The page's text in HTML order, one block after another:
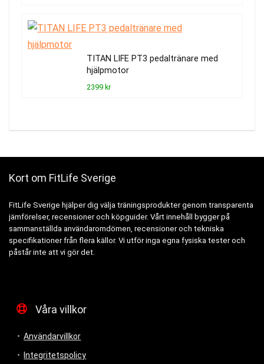
TITAN LIFE PT3 pedaltränare med
hjälpmotor
2399 kr
Kort om FitLife Sverige
FitLife Sverige hjälper dig välja träningsprodukter genom transparenta
jämförelser, recensioner och köpguider. Vårt innehåll bygger på
sammanställda användaromdömen, recensioner och tekniska
specifikationer från flera källor. Vi utför inga egna fysiska tester och
påstår inte att vi gör det.
Våra villkor
Användarvillkor
Integritetspolicy